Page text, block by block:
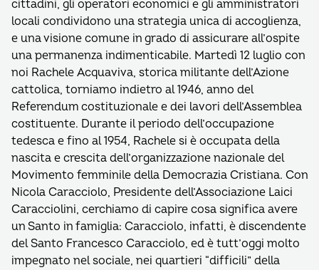
cittadini, gli operatori economici e gli amministratori
locali condividono una strategia unica di accoglienza,
e una visione comune in grado di assicurare all’ospite
una permanenza indimenticabile. Martedì 12 luglio con
noi Rachele Acquaviva, storica militante dell’Azione
cattolica, torniamo indietro al 1946, anno del
Referendum costituzionale e dei lavori dell’Assemblea
costituente. Durante il periodo dell’occupazione
tedesca e fino al 1954, Rachele si è occupata della
nascita e crescita dell’organizzazione nazionale del
Movimento femminile della Democrazia Cristiana. Con
Nicola Caracciolo, Presidente dell’Associazione Laici
Caracciolini, cerchiamo di capire cosa significa avere
un Santo in famiglia: Caracciolo, infatti, è discendente
del Santo Francesco Caracciolo, ed è tutt’oggi molto
impegnato nel sociale, nei quartieri “difficili” della